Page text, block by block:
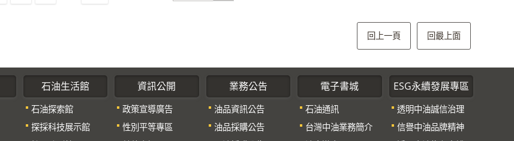
回上一頁 回最上面
石油生活館
石油探索館
探採科技展示館
資訊公開
政策宣導廣告
性別平等專區
業務公告
油品資訊公告
油品採購公告
電子書城
石油通訊
台灣中油業務簡介
ESG永續發展專區
透明中油誠信治理
信譽中油品牌精神